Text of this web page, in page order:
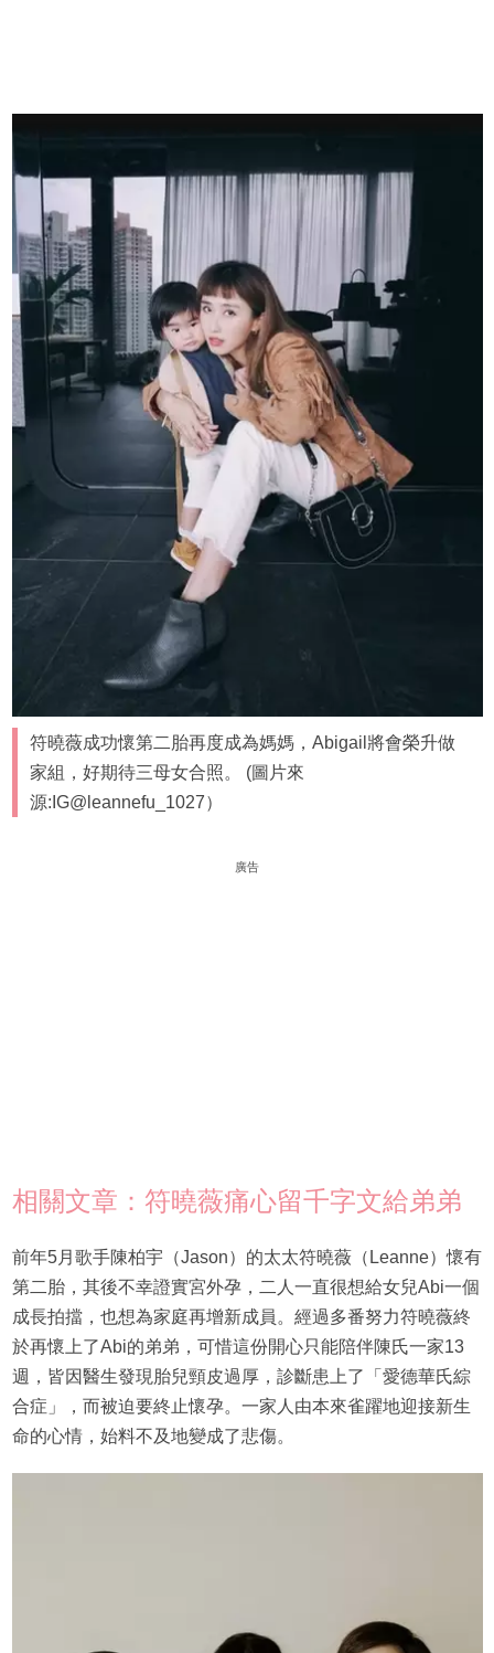
符曉薇成功懷第二胎再度成為媽媽，Abigail將會榮升做
家組，好期待三母女合照。 (圖片來
源:IG@leannefu_1027）
廣告
相關文章：符曉薇痛心留千字文給弟弟
前年5月歌手陳柏宇（Jason）的太太符曉薇（Leanne）懷有
第二胎，其後不幸證實宮外孕，二人一直很想給女兒Abi一個
成長拍擋，也想為家庭再增新成員。經過多番努力符曉薇終
於再懷上了Abi的弟弟，可惜這份開心只能陪伴陳氏一家13
週，皆因醫生發現胎兒頸皮過厚，診斷患上了「愛德華氏綜
合症」，而被迫要終止懷孕。一家人由本來雀躍地迎接新生
命的心情，始料不及地變成了悲傷。